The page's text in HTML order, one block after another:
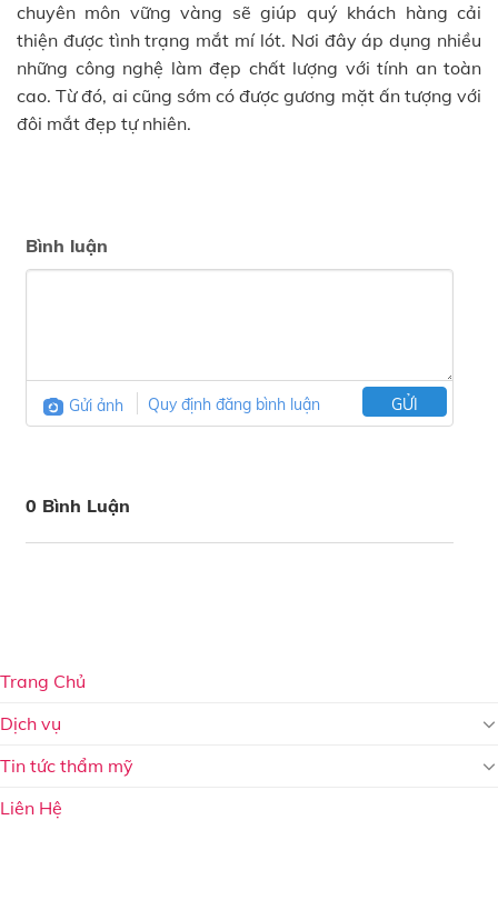
chuyên môn vững vàng sẽ giúp quý khách hàng cải
thiện được tình trạng mắt mí lót. Nơi đây áp dụng nhiều
những công nghệ làm đẹp chất lượng với tính an toàn
cao. Từ đó, ai cũng sớm có được gương mặt ấn tượng với
đôi mắt đẹp tự nhiên.
Bình luận
Gửi ảnh Quy định đăng bình luận GỬI
0 Bình Luận
Trang Chủ
Dịch vụ
Tin tức thẩm mỹ
Liên Hệ